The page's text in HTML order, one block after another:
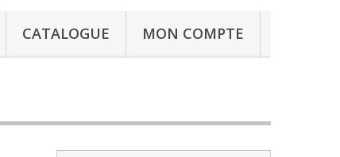
CATALOGUE MON COMPTE